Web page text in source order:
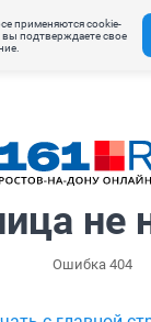
применяются cookie-
вы подтверждаете свое
не
Ошибка 404